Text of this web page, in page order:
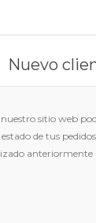
Nuevo
sitio web
de tus
anteriormente